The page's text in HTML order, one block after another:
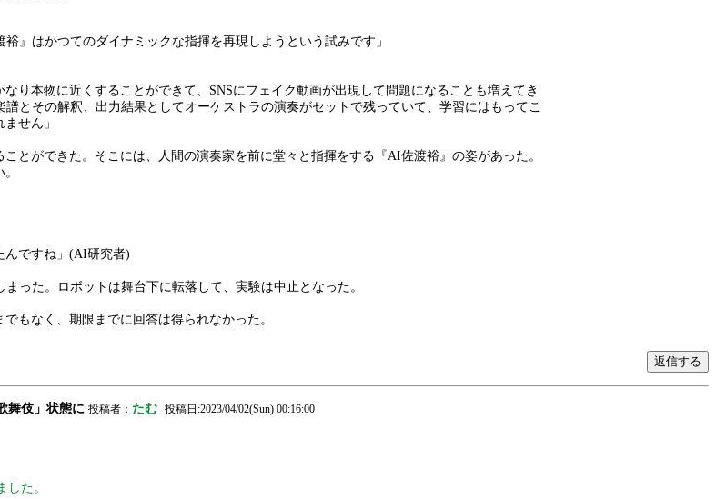
』はかつてのダイナミックな指揮を再現しようという試みです」
り本物に近くすることができて、SNSにフェイク動画が出現して問題になることも増えてき
とその解釈、出力結果としてオーケストラの演奏がセットで残っていて、学習にはもってこ
せん」
とができた。そこには、人間の演奏家を前に堂々と指揮をする『AI佐渡裕』の姿があった。
んですね」(AI研究者)
った。ロボットは舞台下に転落して、実験は中止となった。
もなく、期限までに回答は得られなかった。
舞伎」状態に 投稿者： たむ 投稿日:2023/04/02(Sun) 00:16:00
た。